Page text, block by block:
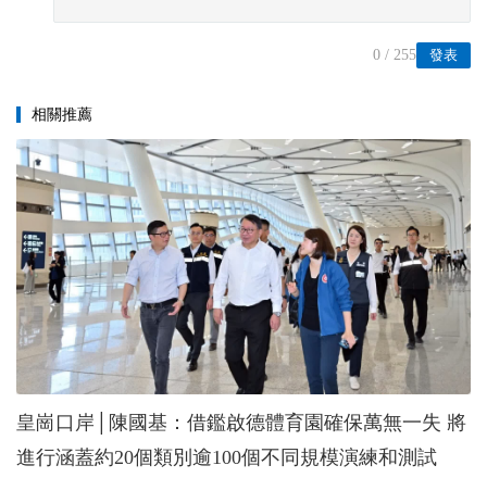
發表
0 / 255
相關推薦
皇崗口岸│陳國基：借鑑啟德體育園確保萬無一失 將
進行涵蓋約20個類別逾100個不同規模演練和測試